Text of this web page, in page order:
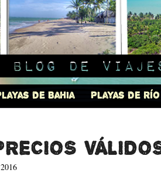
blog de
de Bahia Playas de